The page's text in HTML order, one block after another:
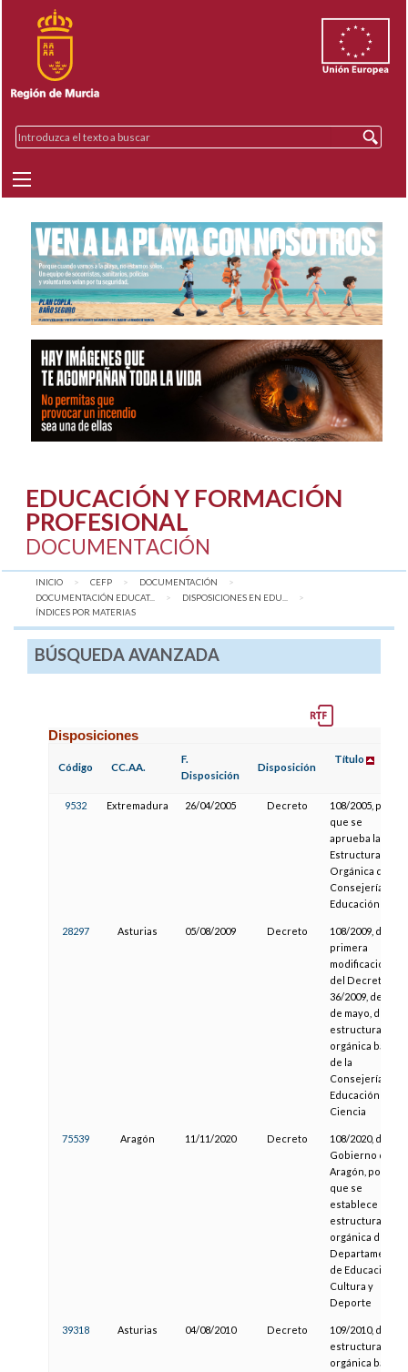
EDUCACIÓN Y FORMACIÓN
PROFESIONAL
DOCUMENTACIÓN
INICIO CEFP
DOCUMENTACIÓN
DOCUMENTACIÓN EDUCAT...
DISPOSICIONES EN EDU...
AQUÍ:
ÍNDICES POR MATERIAS
BÚSQUEDA AVANZADA
Disposiciones
Código CC.AA.
F.
Disposición
Disposición
Título
9532 Extremadura 26/04/2005 Decreto
108/2005, por el
que se
aprueba la
Estructura
Orgánica de la
Consejería de
Educación
28297 Asturias 05/08/2009 Decreto
108/2009, de
primera
modificación
del Decreto
36/2009, de 27
de mayo, de
estructura
orgánica básica
de la
Consejería de
Educación y
Ciencia
75539 Aragón 11/11/2020 Decreto
108/2020, del
Gobierno de
Aragón, por el
que se
establece la
estructura
orgánica del
Departamento
de Educación,
Cultura y
Deporte
39318 Asturias 04/08/2010 Decreto
109/2010, de
estructura
orgánica básica